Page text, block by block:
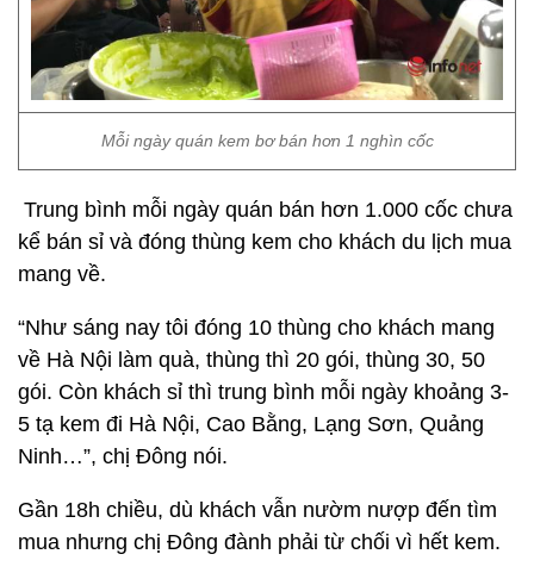
Mỗi ngày quán kem bơ bán hơn 1 nghìn cốc
Trung bình mỗi ngày quán bán hơn 1.000 cốc chưa
kể bán sỉ và đóng thùng kem cho khách du lịch mua
mang về.
“Như sáng nay tôi đóng 10 thùng cho khách mang
về Hà Nội làm quà, thùng thì 20 gói, thùng 30, 50
gói. Còn khách sỉ thì trung bình mỗi ngày khoảng 3-
5 tạ kem đi Hà Nội, Cao Bằng, Lạng Sơn, Quảng
Ninh…”, chị Đông nói.
Gần 18h chiều, dù khách vẫn nườm nượp đến tìm
mua nhưng chị Đông đành phải từ chối vì hết kem.